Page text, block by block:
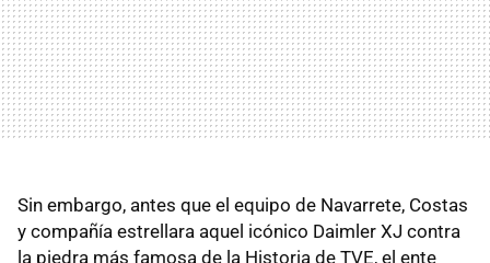
Sin embargo, antes que el equipo de Navarrete, Costas
y compañía estrellara aquel icónico Daimler XJ contra
la piedra más famosa de la Historia de TVE, el ente